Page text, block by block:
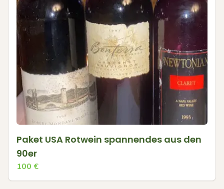
Paket USA Rotwein spannendes aus den
90er
100 €